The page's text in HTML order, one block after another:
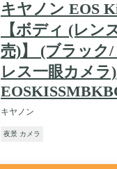
キヤノン EOS
【ボディ (レン
売)】 (ブラック
レス一眼カメラ)
キヤノン
夜景 カメラ